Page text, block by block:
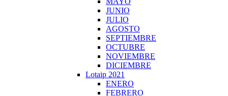
JUNIO
JULIO
AGOSTO
SEPTIEMBRE
OCTUBRE
NOVIEMBRE
DICIEMBRE
Lotaip 2021
ENERO
FEBRERO